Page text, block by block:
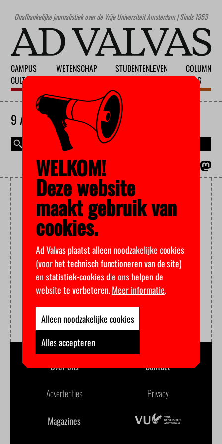
Onafhankelijke journalistiek over de Vrije Universiteit Amsterdam | Sinds 1953
CAMPUS
CULTUUR
WETENSCHAP
STUDENTENLEVEN
COLUMN
BLOG
9 AUGUSTUS 2026
ZIONISME
Over ons Contact
Advertenties Privacy
Magazines
WELKOM!
Deze website
maakt gebruik van
cookies.
Ad Valvas plaatst alleen noodzakelijke cookies
(voor het technisch functioneren van de site)
en statistiek-cookies die ons helpen de
website te verbeteren.Meer informatie.
Alleen noodzakelijke cookies
Alles accepteren